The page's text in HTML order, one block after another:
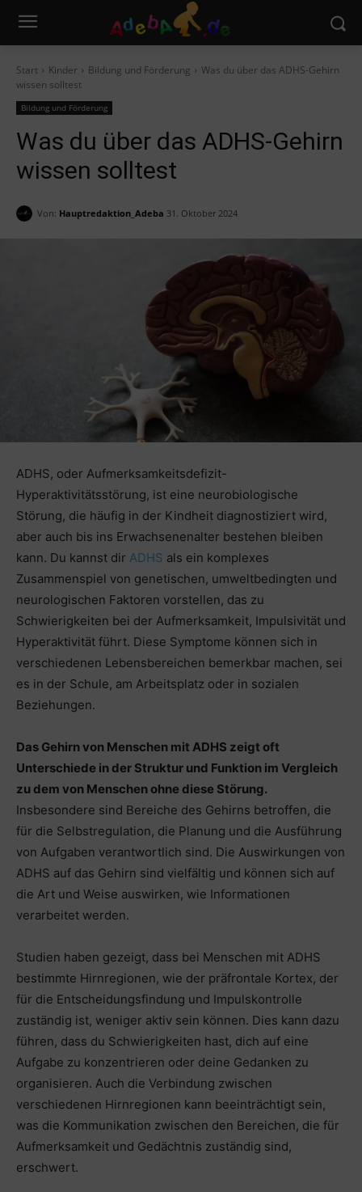
Start Kinder Bildung und Förderung
Was du über das ADHS-Gehirn
wissen solltest
Bildung und Förderung
Was du über das ADHS-Gehirn
wissen solltest
Von: Hauptredaktion_Adeba 31. Oktober 2024
ADHS, oder Aufmerksamkeitsdefizit-
Hyperaktivitätsstörung, ist eine neurobiologische
Störung, die häufig in der Kindheit diagnostiziert wird,
aber auch bis ins Erwachsenenalter bestehen bleiben
kann. Du kannst dir ADHS als ein komplexes
Zusammenspiel von genetischen, umweltbedingten und
neurologischen Faktoren vorstellen, das zu
Schwierigkeiten bei der Aufmerksamkeit, Impulsivität und
Hyperaktivität führt. Diese Symptome können sich in
verschiedenen Lebensbereichen bemerkbar machen, sei
es in der Schule, am Arbeitsplatz oder in sozialen
Beziehungen.
Das Gehirn von Menschen mit ADHS zeigt oft
Unterschiede in der Struktur und Funktion im Vergleich
zu dem von Menschen ohne diese Störung.
Insbesondere sind Bereiche des Gehirns betroffen, die
für die Selbstregulation, die Planung und die Ausführung
von Aufgaben verantwortlich sind. Die Auswirkungen von
ADHS auf das Gehirn sind vielfältig und können sich auf
die Art und Weise auswirken, wie Informationen
verarbeitet werden.
Studien haben gezeigt, dass bei Menschen mit ADHS
bestimmte Hirnregionen, wie der präfrontale Kortex, der
für die Entscheidungsfindung und Impulskontrolle
zuständig ist, weniger aktiv sein können. Dies kann dazu
führen, dass du Schwierigkeiten hast, dich auf eine
Aufgabe zu konzentrieren oder deine Gedanken zu
organisieren. Auch die Verbindung zwischen
verschiedenen Hirnregionen kann beeinträchtigt sein,
was die Kommunikation zwischen den Bereichen, die für
Aufmerksamkeit und Gedächtnis zuständig sind,
erschwert.